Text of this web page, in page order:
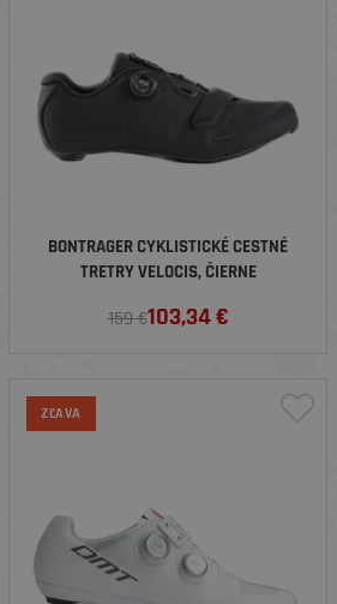
BONTRAGER CYKLISTICKÉ CESTNÉ
TRETRY VELOCIS, ČIERNE
159 €103,34€
ZĽAVA